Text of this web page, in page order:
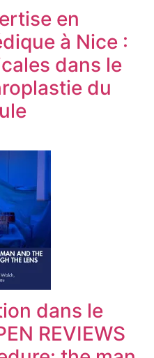
en
à Nice :
dans le
du
dans le
REVIEWS